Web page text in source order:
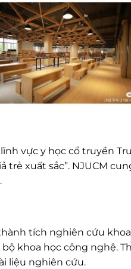
vực y học cổ truyền
trẻ xuất sắc”. NJUCM
tích nghiên cứu
khoa học công nghệ.
liệu nghiên cứu.